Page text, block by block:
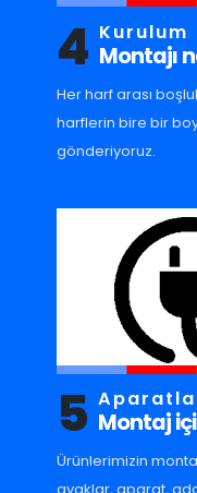
4 Kurulum
Montajı
Her harf arası
harflerin bire bir
gönderiyoruz.
5 Montaj
Ürünlerimizin